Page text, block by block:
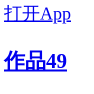
打开App
作品49